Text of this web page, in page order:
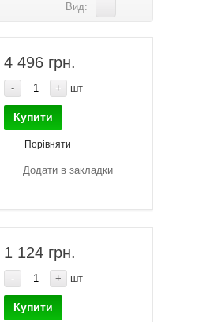
Вид:
4 496 грн.
- + шт
Купити
Порівняти
Додати в закладки
1 124 грн.
- + шт
Купити